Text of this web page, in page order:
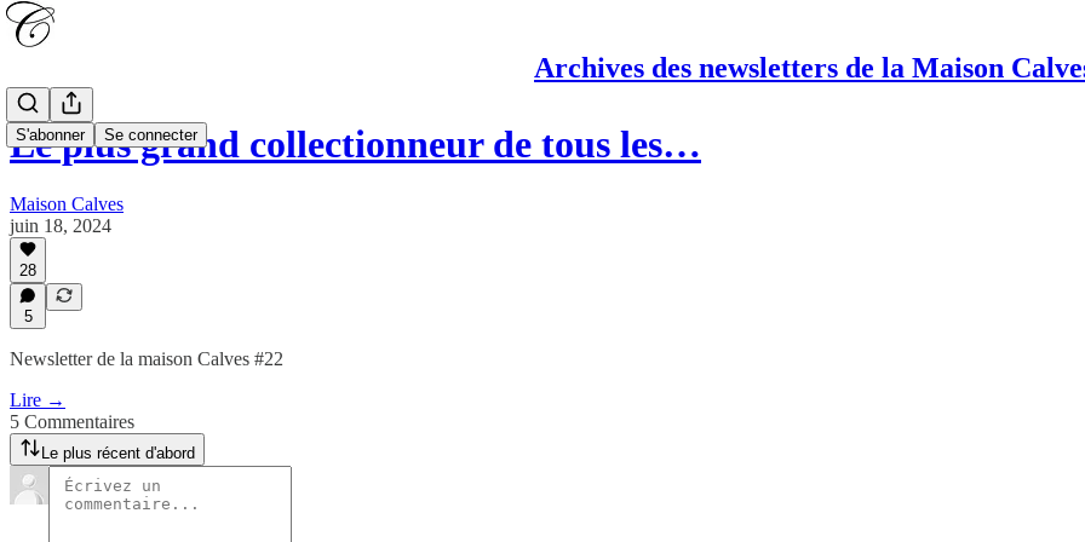
Archives des newsletters de la Maison
S'abonner Se connecter
Le plus grand collectionneur de tous les…
Maison Calves
juin 18, 2024
28
5
Newsletter de la maison Calves #22
Lire →
5 Commentaires
Le plus récent d'abord